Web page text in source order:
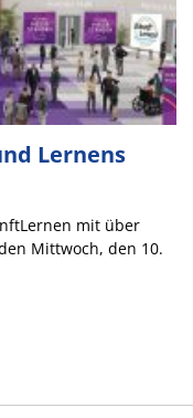
Lernens
mit über
Mittwoch, den 10.